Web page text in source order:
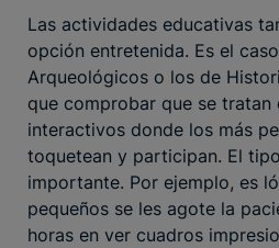
Las actividades educativas
opción entretenida. Es el
Arqueológicos o los de
que comprobar que se tratan
interactivos donde los más
toquetean y participan. El
importante. Por ejemplo, es
pequeños se les agote la
horas en ver cuadros